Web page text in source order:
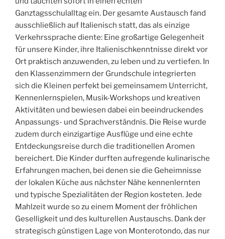
Ganztagsschulalltag ein. Der gesamte Austausch fand
ausschließlich auf Italienisch statt, das als einzige
Verkehrssprache diente: Eine großartige Gelegenheit
für unsere Kinder, ihre Italienischkenntnisse direkt vor
Ort praktisch anzuwenden, zu leben und zu vertiefen. In
den Klassenzimmern der Grundschule integrierten
sich die Kleinen perfekt bei gemeinsamem Unterricht,
Kennenlernspielen, Musik-Workshops und kreativen
Aktivitäten und bewiesen dabei ein beeindruckendes
Anpassungs- und Sprachverständnis. Die Reise wurde
zudem durch einzigartige Ausflüge und eine echte
Entdeckungsreise durch die traditionellen Aromen
bereichert. Die Kinder durften aufregende kulinarische
Erfahrungen machen, bei denen sie die Geheimnisse
der lokalen Küche aus nächster Nähe kennenlernten
und typische Spezialitäten der Region kosteten. Jede
Mahlzeit wurde so zu einem Moment der fröhlichen
Geselligkeit und des kulturellen Austauschs. Dank der
strategisch günstigen Lage von Monterotondo, das nur